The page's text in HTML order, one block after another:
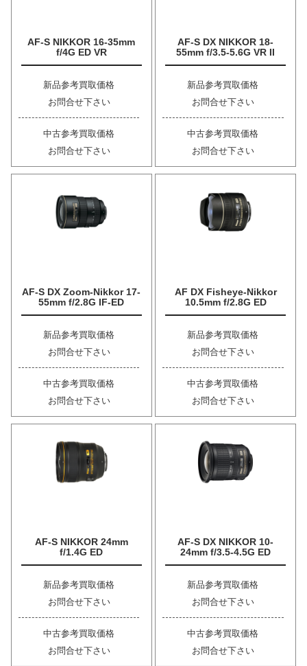
AF-S NIKKOR 16-35mm
f/4G ED VR
新品参考買取価格
お問合せ下さい
中古参考買取価格
お問合せ下さい
AF-S DX NIKKOR 18-
55mm f/3.5-5.6G VR II
新品参考買取価格
お問合せ下さい
中古参考買取価格
お問合せ下さい
AF-S DX Zoom-Nikkor 17-
55mm f/2.8G IF-ED
新品参考買取価格
お問合せ下さい
中古参考買取価格
お問合せ下さい
AF DX Fisheye-Nikkor
10.5mm f/2.8G ED
新品参考買取価格
お問合せ下さい
中古参考買取価格
お問合せ下さい
AF-S NIKKOR 24mm
f/1.4G ED
新品参考買取価格
お問合せ下さい
中古参考買取価格
お問合せ下さい
AF-S DX NIKKOR 10-
24mm f/3.5-4.5G ED
新品参考買取価格
お問合せ下さい
中古参考買取価格
お問合せ下さい